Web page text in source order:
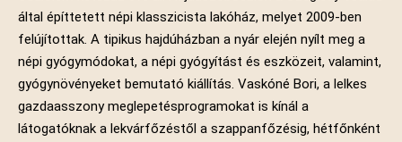
által építtetett népi klasszicista lakóház, melyet 2009-ben
felújítottak. A tipikus hajdúházban a nyár elején nyílt meg a
népi gyógymódokat, a népi gyógyítást és eszközeit, valamint,
gyógynövényeket bemutató kiállítás. Vaskóné Bori, a lelkes
gazdaasszony meglepetésprogramokat is kínál a
látogatóknak a lekvárfőzéstől a szappanfőzésig, hétfőnként